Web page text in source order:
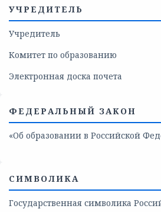
УЧРЕДИТЕЛЬ
Учредитель
Комитет по образованию
Электронная доска почета
ФЕДЕРАЛЬНЫЙ ЗАКОН
«Об образовании в Российской
СИМВОЛИКА
Государственная символика